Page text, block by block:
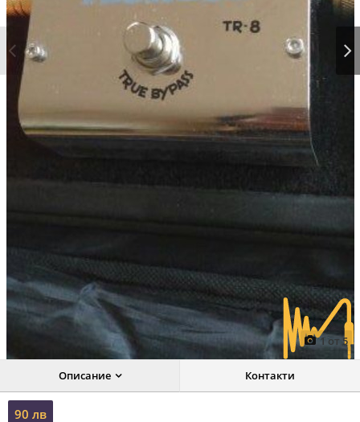
Prev
1 от5
Описание Контакти
90 лв